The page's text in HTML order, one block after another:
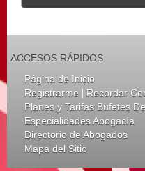
ACCESOS RÁPIDOS
Página de Inicio
Registrarme | Recordar
Planes y Tarifas Bufetes
Especialidades Abogacía
Directorio de Abogados
Mapa del Sitio